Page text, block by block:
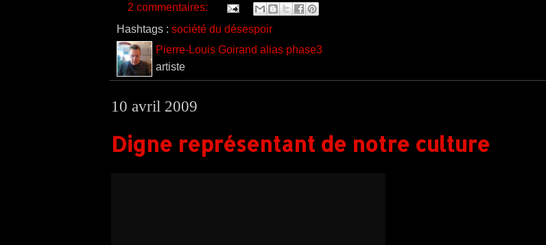
2 commentaires:
Hashtags : société du désespoir
Pierre-Louis Goirand alias phase3
artiste
10 avril 2009
Digne représentant de notre culture